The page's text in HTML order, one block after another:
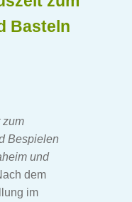
Basteln
zum
Bespielen
und
dem
im